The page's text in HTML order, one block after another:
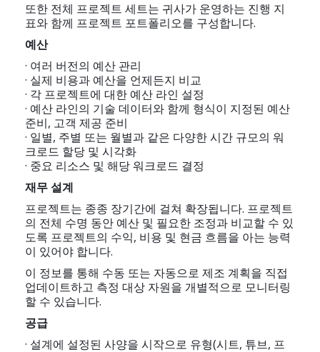
또한 전체 프로젝트 세트는 귀사가 운영하는 진행 지
표와 함께 프로젝트 포트폴리오를 구성합니다.
예산
· 여러 버전의 예산 관리
· 실제 비용과 예산을 언제든지 비교
· 각 프로젝트에 대한 예산 라인 설정
· 예산 라인의 기술 데이터와 함께 형식이 지정된 예산
준비, 고객 제공 준비
· 일별, 주별 또는 월별과 같은 다양한 시간 규모의 워
크로드 할당 및 시각화
· 중요 리소스 및 해당 워크로드 결정
재무 설계
프로젝트는 종종 장기간에 걸쳐 확장됩니다. 프로젝트
의 전체 수명 동안 예산 및 필요한 조정과 비교할 수 있
도록 프로젝트의 수익, 비용 및 현금 흐름을 아는 능력
이 있어야 합니다.
이 정보를 통해 수동 또는 자동으로 제조 계획을 직접
업데이트하고 측정 대상 자원을 개별적으로 모니터링
할 수 있습니다.
공급
· 설계에 설정된 사양을 시작으로 유형(시트, 튜브, 프